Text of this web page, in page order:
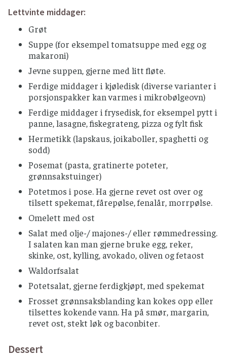
Lettvinte middager:
Grøt
Suppe (for eksempel tomatsuppe med egg og
makaroni)
Jevne suppen, gjerne med litt fløte.
Ferdige middager i kjøledisk (diverse varianter i
porsjonspakker kan varmes i mikrobølgeovn)
Ferdige middager i frysedisk, for eksempel pytt i
panne, lasagne, fiskegrateng, pizza og fylt fisk
Hermetikk (lapskaus, joikaboller, spaghetti og
sodd)
Posemat (pasta, gratinerte poteter,
grønnsakstuinger)
Potetmos i pose. Ha gjerne revet ost over og
tilsett spekemat, fårepølse, fenalår, morrpølse.
Omelett med ost
Salat med olje-/ majones-/ eller rømmedressing.
I salaten kan man gjerne bruke egg, reker,
skinke, ost, kylling, avokado, oliven og fetaost
Waldorfsalat
Potetsalat, gjerne ferdigkjøpt, med spekemat
Frosset grønnsaksblanding kan kokes opp eller
tilsettes kokende vann. Ha på smør, margarin,
revet ost, stekt løk og baconbiter.
Dessert